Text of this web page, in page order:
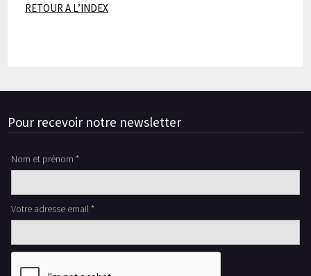
RETOUR A L’INDEX
Pour recevoir notre newsletter
Nom et prénom *
Votre adresse email *